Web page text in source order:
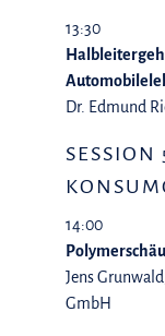
13:30
Dr. Edmund
14:00
Jens
GmbH